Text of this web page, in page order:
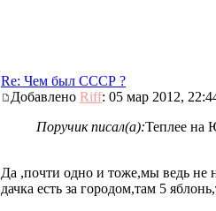
Re: Чем был СССР ?
Добавлено Riff: 05 мар 2012,
Поручик писал(а):Теплее на
Да ,почти одно и тоже,мы ведь не
дачка есть за городом,там 5